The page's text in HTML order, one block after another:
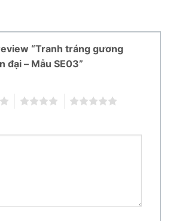
“Tranh tráng gương
đại – Mẫu SE03”